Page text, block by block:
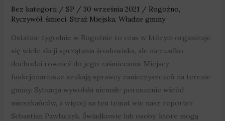
Bez kategorii/ SP / 30 września 2021 / Rogoźno,
Ryczywół, śmieci, Straż Miejska, Władze gminy
Ostatnie tygodnie w Rogoźnie to czas w którym organizuje
się wiele akcji sprzątania środowiska, ale nierzadko
dochodzi również do jego zaśmiecania. Miejscy
funkcjonariusze szukają sprawcy zanieczyszczeń na terenie
gminy. Sytuacja wywołała niemałe poruszenie wśród
mieszkańców, a więcej na ten temat wie nasz reporter
Sebastian Pawlaczyk. Świadkowie lub osoby, które mogą